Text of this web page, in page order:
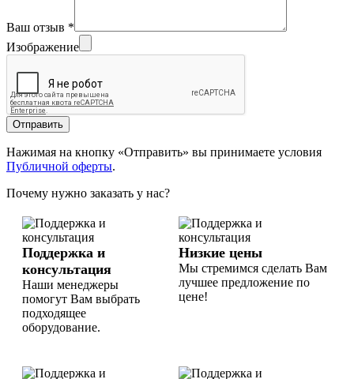
Ваш отзыв *
Изображение
Отправить
Нажимая на кнопку «Отправить» вы принимаете условия
Публичной оферты.
Почему нужно заказать у нас?
Поддержка и
консультация
Наши менеджеры
помогут Вам выбрать
подходящее
оборудование.
Низкие цены
Мы стремимся сделать Вам
лучшее предложение по
цене!